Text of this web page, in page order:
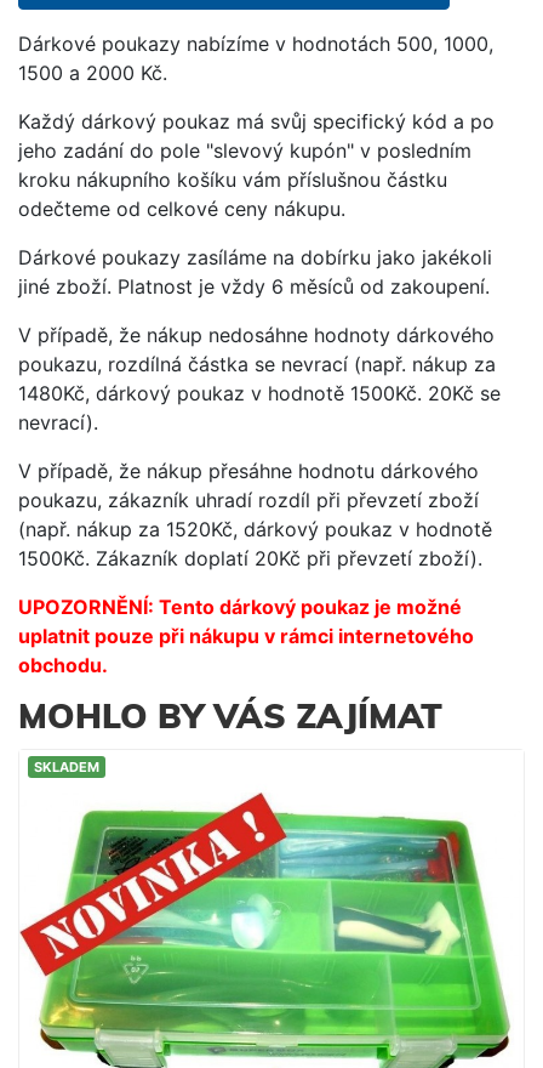
Dárkové poukazy nabízíme v hodnotách 500, 1000,
1500 a 2000 Kč.
Každý dárkový poukaz má svůj specifický kód a po
jeho zadání do pole "slevový kupón" v posledním
kroku nákupního košíku vám příslušnou částku
odečteme od celkové ceny nákupu.
Dárkové poukazy zasíláme na dobírku jako jakékoli
jiné zboží. Platnost je vždy 6 měsíců od zakoupení.
V případě, že nákup nedosáhne hodnoty dárkového
poukazu, rozdílná částka se nevrací (např. nákup za
1480Kč, dárkový poukaz v hodnotě 1500Kč. 20Kč se
nevrací).
V případě, že nákup přesáhne hodnotu dárkového
poukazu, zákazník uhradí rozdíl při převzetí zboží
(např. nákup za 1520Kč, dárkový poukaz v hodnotě
1500Kč. Zákazník doplatí 20Kč při převzetí zboží).
UPOZORNĚNÍ: Tento dárkový poukaz je možné
uplatnit pouze při nákupu v rámci internetového
obchodu.
MOHLO BY VÁS ZAJÍMAT
SKLADEM